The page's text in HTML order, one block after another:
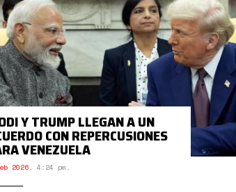
Y TRUMP LLEGAN A UN
CON REPERCUSIONES
VENEZUELA
2026, 4:24 pm.